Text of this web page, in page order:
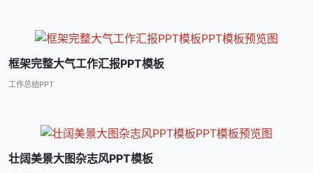
框架完整大气工作汇报PPT模板
工作总结PPT
壮阔美景大图杂志风PPT模板